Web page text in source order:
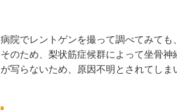
病院でレントゲンを撮って調べてみても
そのため、梨状筋症候群によって坐骨
が写らないため、原因不明とされてしま